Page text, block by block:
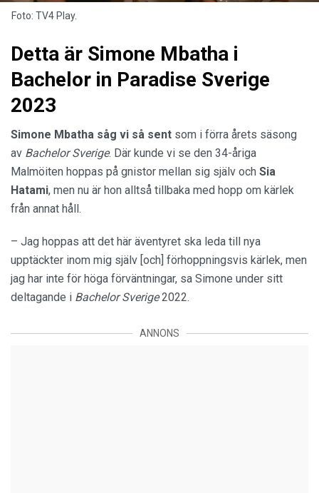
Foto: TV4 Play.
Detta är Simone Mbatha i
Bachelor in Paradise Sverige
2023
Simone Mbatha såg vi så sent som i förra årets säsong
av Bachelor Sverige. Där kunde vi se den 34-åriga
Malmöiten hoppas på gnistor mellan sig själv och Sia
Hatami, men nu är hon alltså tillbaka med hopp om kärlek
från annat håll.
– Jag hoppas att det här äventyret ska leda till nya
upptäckter inom mig själv [och] förhoppningsvis kärlek, men
jag har inte för höga förväntningar, sa Simone under sitt
deltagande i Bachelor Sverige2022.
ANNONS